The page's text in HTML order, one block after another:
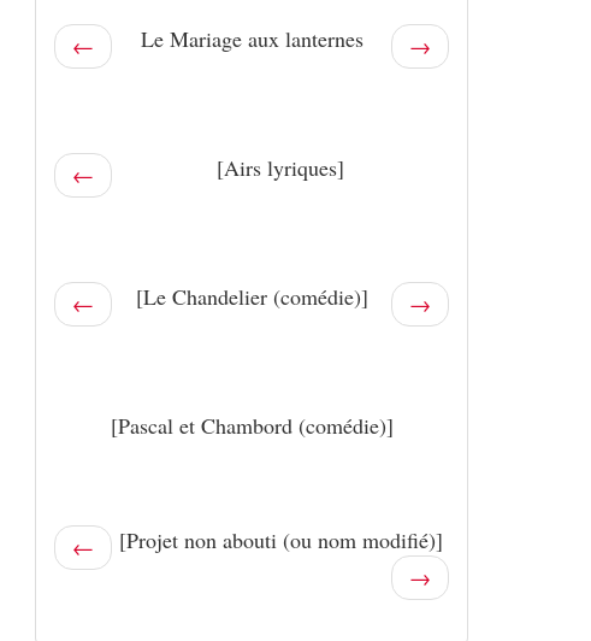
← Le Mariage aux lanternes →
← [Airs lyriques]
← [Le Chandelier (comédie)] →
[Pascal et Chambord (comédie)]
←
[Projet non abouti (ou nom modifié)]
→